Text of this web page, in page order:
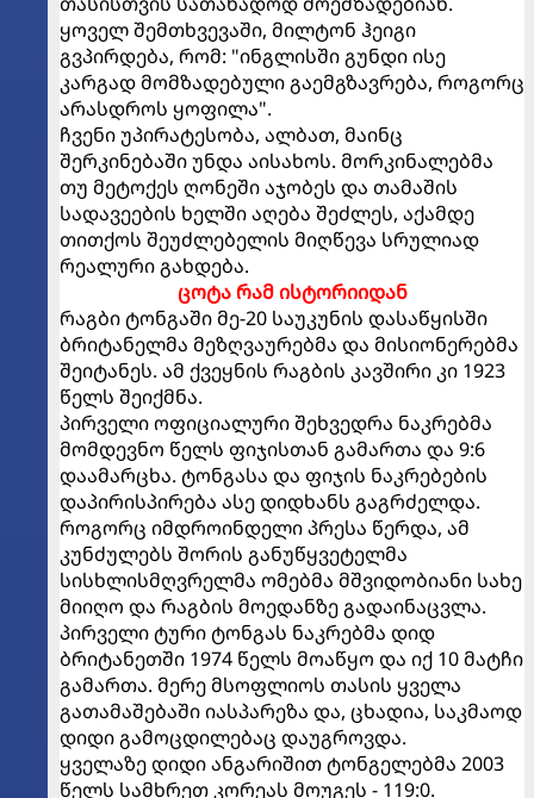
ყოველ შემთხვევაში, მილტონ ჰეიგი
გვპირდება, რომ: "ინგლისში გუნდი ისე
კარგად მომზადებული გაემგზავრება, როგორც
არასდროს ყოფილა".
ჩვენი უპირატესობა, ალბათ, მაინც
შერკინებაში უნდა აისახოს. მორკინალებმა
თუ მეტოქეს ღონეში აჯობეს და თამაშის
სადავეების ხელში აღება შეძლეს, აქამდე
თითქოს შეუძლებელის მიღწევა სრულიად
რეალური გახდება.
ცოტა რამ ისტორიიდან
რაგბი ტონგაში მე-20 საუკუნის დასაწყისში
ბრიტანელმა მეზღვაურებმა და მისიონერებმა
შეიტანეს. ამ ქვეყნის რაგბის კავშირი კი 1923
წელს შეიქმნა.
პირველი ოფიციალური შეხვედრა ნაკრებმა
მომდევნო წელს ფიჯისთან გამართა და 9:6
დაამარცხა. ტონგასა და ფიჯის ნაკრებების
დაპირისპირება ასე დიდხანს გაგრძელდა.
როგორც იმდროინდელი პრესა წერდა, ამ
კუნძულებს შორის განუწყვეტელმა
სისხლისმღვრელმა ომებმა მშვიდობიანი სახე
მიიღო და რაგბის მოედანზე გადაინაცვლა.
პირველი ტური ტონგას ნაკრებმა დიდ
ბრიტანეთში 1974 წელს მოაწყო და იქ 10 მატჩი
გამართა. მერე მსოფლიოს თასის ყველა
გათამაშებაში იასპარეზა და, ცხადია, საკმაოდ
დიდი გამოცდილებაც დაუგროვდა.
ყველაზე დიდი ანგარიშით ტონგელებმა 2003
წელს სამხრეთ კორეას მოუგეს - 119:0.